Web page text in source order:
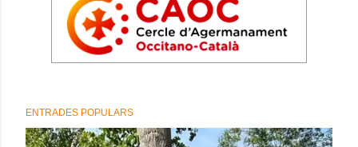
ENTRADES POPULARS